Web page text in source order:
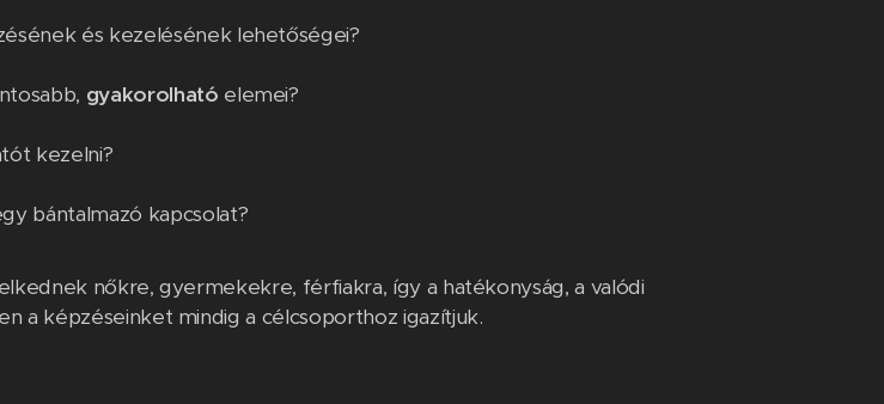
és kezelésének lehetőségei?
gyakorolható elemei?
kezelni?
bántalmazó kapcsolat?
nőkre, gyermekekre, férfiakra, így a hatékonyság, a valódi
a képzéseinket mindig a célcsoporthoz igazítjuk.